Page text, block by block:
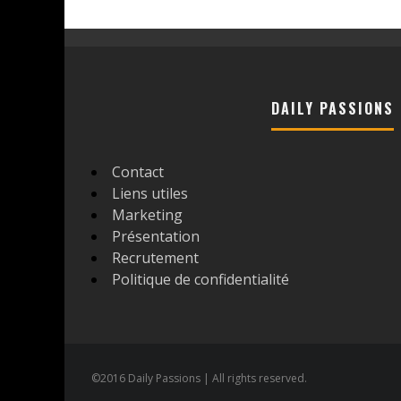
DAILY PASSIONS
Contact
Liens utiles
Marketing
Présentation
Recrutement
Politique de confidentialité
©2016 Daily Passions | All rights reserved.